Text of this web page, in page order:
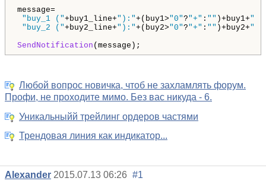
message=
"buy_1 ("+buy1_line+"):"+(buy1>"0"?"+" : "" )+buy1+"
"buy_2 ("+buy2_line+"):"+(buy2>"0"?"+" : "" )+buy2+"
SendNotification (message);
Любой вопрос новичка, чтоб не захламлять форум.
Профи, не проходите мимо. Без вас никуда - 6.
Уникальныйй трейлинг ордеров частями
Трендовая линия как индикатор...
Alexander 2015.07.13 06:26 #1